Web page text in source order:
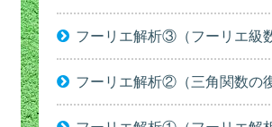
フーリエ解析③（フーリエ級
フーリエ解析②（三角関数の